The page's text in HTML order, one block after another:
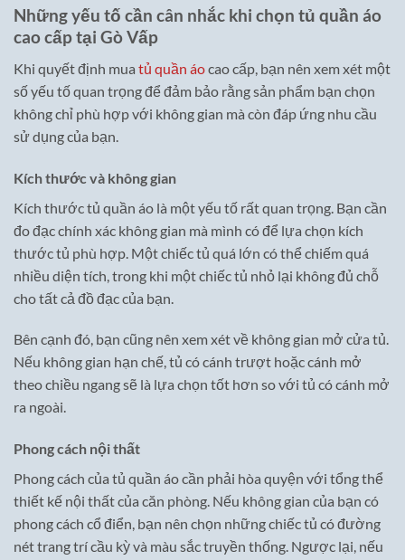
Những yếu tố cần cân nhắc khi chọn tủ quần áo
cao cấp tại Gò Vấp
Khi quyết định mua tủ quần áocao cấp, bạn nên xem xét một
số yếu tố quan trọng để đảm bảo rằng sản phẩm bạn chọn
không chỉ phù hợp với không gian mà còn đáp ứng nhu cầu
sử dụng của bạn.
Kích thước và không gian
Kích thước tủ quần áo là một yếu tố rất quan trọng. Bạn cần
đo đạc chính xác không gian mà mình có để lựa chọn kích
thước tủ phù hợp. Một chiếc tủ quá lớn có thể chiếm quá
nhiều diện tích, trong khi một chiếc tủ nhỏ lại không đủ chỗ
cho tất cả đồ đạc của bạn.
Bên cạnh đó, bạn cũng nên xem xét về không gian mở cửa tủ.
Nếu không gian hạn chế, tủ có cánh trượt hoặc cánh mở
theo chiều ngang sẽ là lựa chọn tốt hơn so với tủ có cánh mở
ra ngoài.
Phong cách nội thất
Phong cách của tủ quần áo cần phải hòa quyện với tổng thể
thiết kế nội thất của căn phòng. Nếu không gian của bạn có
phong cách cổ điển, bạn nên chọn những chiếc tủ có đường
nét trang trí cầu kỳ và màu sắc truyền thống. Ngược lại, nếu